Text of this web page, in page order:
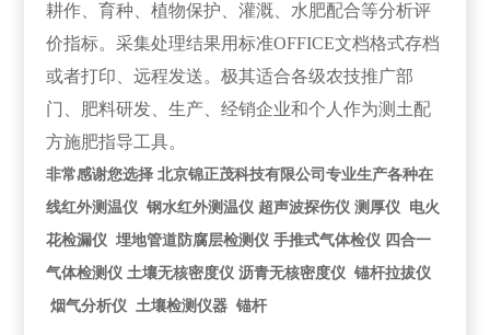
耕作、育种、植物保护、灌溉、水肥配合等分析评
价指标。采集处理结果用标准OFFICE文档格式存档
或者打印、远程发送。极其适合各级农技推广部
门、肥料研发、生产、经销企业和个人作为测土配
方施肥指导工具。
非常感谢您选择 北京锦正茂科技有限公司专业生产各种在
线红外测温仪 钢水红外测温仪 超声波探伤仪 测厚仪 电火
花检漏仪 埋地管道防腐层检测仪 手推式气体检仪 四合一
气体检测仪 土壤无核密度仪 沥青无核密度仪 锚杆拉拔仪
烟气分析仪 土壤检测仪器 锚杆